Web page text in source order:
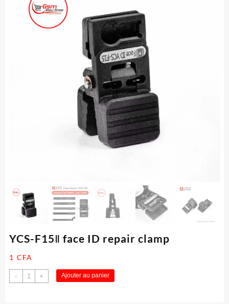
YCS-F15Ⅱ face ID repair clamp
1 CFA
-
quantité
de
+ Ajouter au panier